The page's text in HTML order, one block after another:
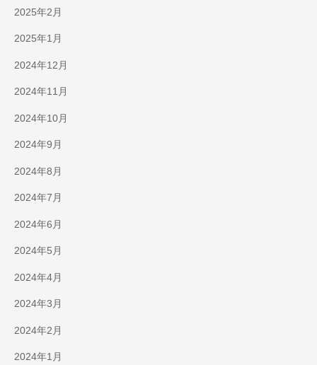
2025年2月
2025年1月
2024年12月
2024年11月
2024年10月
2024年9月
2024年8月
2024年7月
2024年6月
2024年5月
2024年4月
2024年3月
2024年2月
2024年1月